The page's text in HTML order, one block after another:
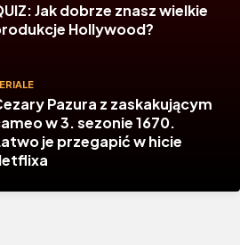
Jak dobrze znasz wielkie
Hollywood?
Pazura z zaskakującym
w 3. sezonie 1670.
je przegapić w hicie